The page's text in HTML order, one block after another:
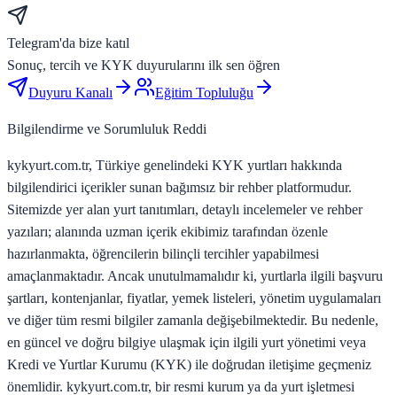
Telegram'da bize katıl
Sonuç, tercih ve KYK duyurularını ilk sen öğren
Duyuru Kanalı
Eğitim Topluluğu
Bilgilendirme ve Sorumluluk Reddi
kykyurt.com.tr, Türkiye genelindeki KYK yurtları hakkında
bilgilendirici içerikler sunan bağımsız bir rehber platformudur.
Sitemizde yer alan yurt tanıtımları, detaylı incelemeler ve rehber
yazıları; alanında uzman içerik ekibimiz tarafından özenle
hazırlanmakta, öğrencilerin bilinçli tercihler yapabilmesi
amaçlanmaktadır. Ancak unutulmamalıdır ki, yurtlarla ilgili başvuru
şartları, kontenjanlar, fiyatlar, yemek listeleri, yönetim uygulamaları
ve diğer tüm resmi bilgiler zamanla değişebilmektedir. Bu nedenle,
en güncel ve doğru bilgiye ulaşmak için ilgili yurt yönetimi veya
Kredi ve Yurtlar Kurumu (KYK) ile doğrudan iletişime geçmeniz
önemlidir. kykyurt.com.tr, bir resmi kurum ya da yurt işletmesi